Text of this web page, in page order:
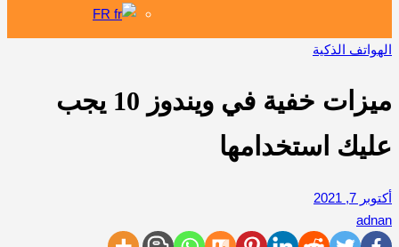
FR
الهواتف الذكية
ميزات خفية في ويندوز 10 يجب
عليك استخدامها
أكتوبر 7, 2021
adnan